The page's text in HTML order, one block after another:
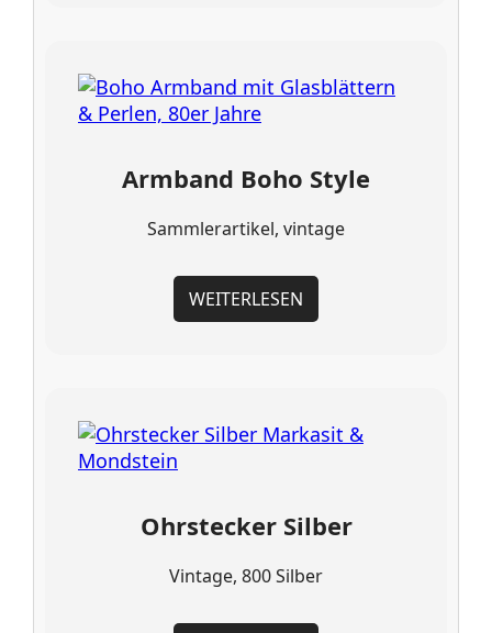
Armband Boho Style
Sammlerartikel, vintage
WEITERLESEN
Ohrstecker Silber
Vintage, 800 Silber